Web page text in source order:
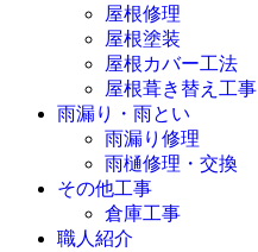
屋根修理
屋根塗装
屋根カバー工法
屋根葺き替え工事
雨漏り・雨とい
雨漏り修理
雨樋修理・交換
その他工事
倉庫工事
職人紹介